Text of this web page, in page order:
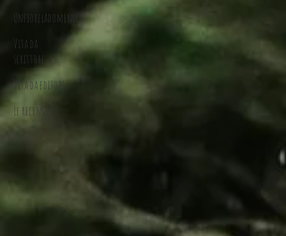
Unfioreladomenica
Vita da
scrittore
Vita da editore
Le recensioni